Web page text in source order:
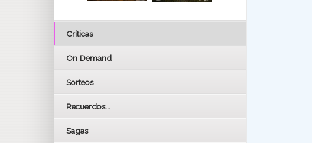
Críticas
On Demand
Sorteos
Recuerdos...
Sagas